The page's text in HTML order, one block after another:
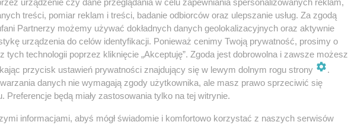
w Olsztynie
oferty na budowęnowego przebiegu ulicy Bałtyckiej,
ma być jednym z kluczowych projektów
Głównym celem inwestycji jest usprawnienie ruchu
Gutkowa i Likus, którzy od dawna apelowali o zmiany w
treści, pomiar reklam i treści, badanie odbiorców oraz ulepszanie usług. Za zgodą
Partnerzy możemy używać dokładnych danych geolokalizacyjnych oraz aktywnie
urządzenia do celów identyfikacji. Ponieważ cenimy Twoją prywatność, prosimy o
tych technologii poprzez kliknięcie „Akceptuję”. Zgoda jest dobrowolna i zawsze możesz
przycisk ustawień prywatności znajdujący się w lewym dolnym rogu strony
.
danych nie wymagają zgody użytkownika, ale masz prawo sprzeciwić się
Preferencje będą miały zastosowania tylko na tej witrynie.
informacjami, abyś mógł świadomie i komfortowo korzystać z naszych serwisów